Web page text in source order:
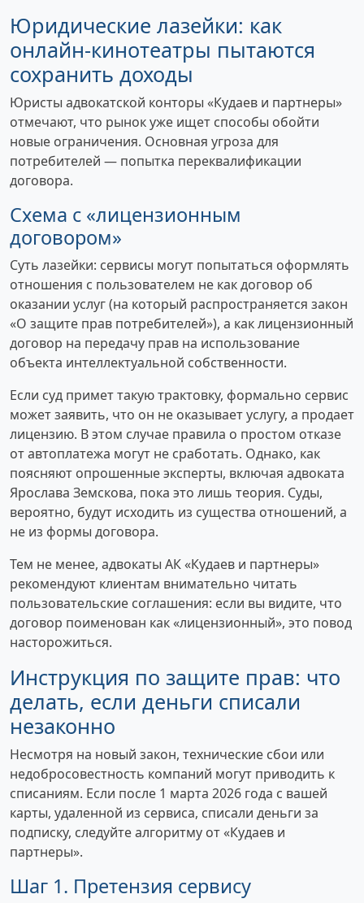
Юридические лазейки: как
онлайн-кинотеатры пытаются
сохранить доходы
Юристы адвокатской конторы «Кудаев и партнеры»
отмечают, что рынок уже ищет способы обойти
новые ограничения. Основная угроза для
потребителей — попытка переквалификации
договора.
Схема с «лицензионным
договором»
Суть лазейки: сервисы могут попытаться оформлять
отношения с пользователем не как договор об
оказании услуг (на который распространяется закон
«О защите прав потребителей»), а как лицензионный
договор на передачу прав на использование
объекта интеллектуальной собственности.
Если суд примет такую трактовку, формально сервис
может заявить, что он не оказывает услугу, а продает
лицензию. В этом случае правила о простом отказе
от автоплатежа могут не сработать. Однако, как
поясняют опрошенные эксперты, включая адвоката
Ярослава Земскова, пока это лишь теория. Суды,
вероятно, будут исходить из существа отношений, а
не из формы договора.
Тем не менее, адвокаты АК «Кудаев и партнеры»
рекомендуют клиентам внимательно читать
пользовательские соглашения: если вы видите, что
договор поименован как «лицензионный», это повод
насторожиться.
Инструкция по защите прав: что
делать, если деньги списали
незаконно
Несмотря на новый закон, технические сбои или
недобросовестность компаний могут приводить к
списаниям. Если после 1 марта 2026 года с вашей
карты, удаленной из сервиса, списали деньги за
подписку, следуйте алгоритму от «Кудаев и
партнеры».
Шаг 1. Претензия сервису